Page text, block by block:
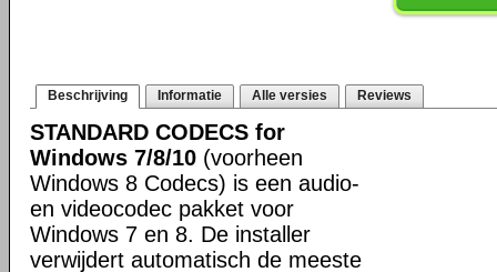
Beschrijving Informatie Alle versies Reviews
STANDARD CODECS for
Windows 7/8/10 (voorheen
Windows 8 Codecs) is een audio-
en videocodec pakket voor
Windows 7 en 8. De installer
verwijdert automatisch de meeste